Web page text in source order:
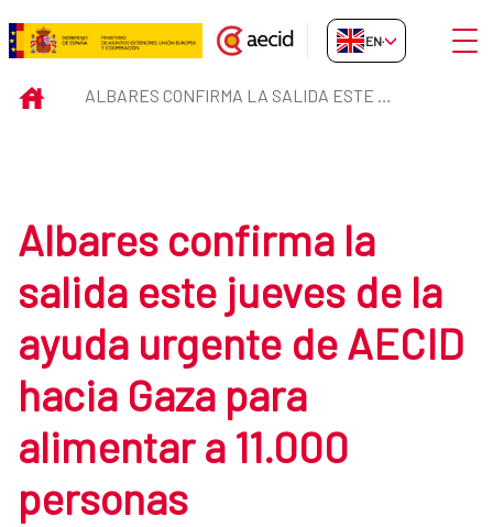
Skip to Main Content
Albares confirma la salida este
EN-GB
INICIO ALBARES CONFIRMA LA SALIDA ESTE JUEVES DE LA AYUDA URGENTE DE AECID HACIA GAZA PARA ALIMENTAR A 11.000 PERSONAS
Albares confirma la
salida este jueves de la
ayuda urgente de AECID
hacia Gaza para
alimentar a 11.000
personas